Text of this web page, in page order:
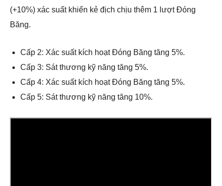
(+10%) xác suất khiến kẻ địch chịu thêm 1 lượt Đóng
Băng.
Cấp 2: Xác suất kích hoạt Đóng Băng tăng 5%.
Cấp 3: Sát thương kỹ năng tăng 5%.
Cấp 4: Xác suất kích hoạt Đóng Băng tăng 5%.
Cấp 5: Sát thương kỹ năng tăng 10%.